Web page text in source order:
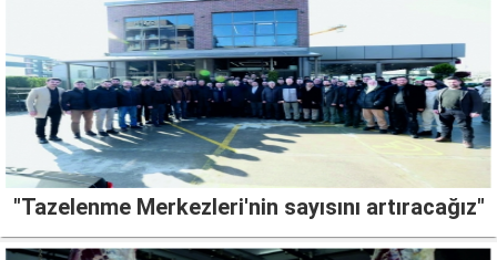
"Tazelenme Merkezleri'nin sayısını artıracağız"